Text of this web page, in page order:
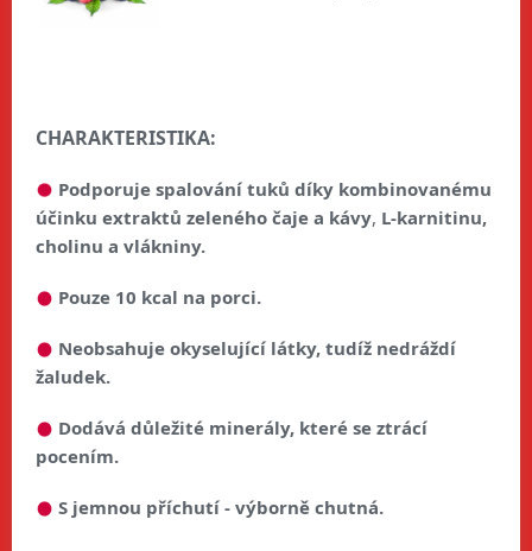
CHARAKTERISTIKA:
Podporuje spalování tuků díky kombinovanému
účinku extraktů zeleného čaje a kávy, L-karnitinu,
cholinu a vlákniny.
Pouze 10 kcal na porci.
Neobsahuje okyselující látky, tudíž nedráždí
žaludek.
Dodává důležité minerály, které se ztrácí
pocením.
S jemnou příchutí - výborně chutná.